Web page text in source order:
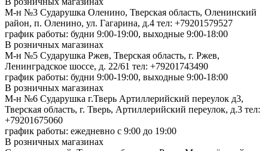
М-н №3 Сударушка Оленино, Тверская область, Оленинский
район, п. Оленино, ул. Гагарина, д.4 тел: +79201579527
график работы: будни 9:00-19:00, выходные 9:00-18:00
В розничных магазинах
М-н №5 Сударушка Ржев, Тверская область, г. Ржев,
Ленинградское шоссе, д. 22/61 тел: +79201743490
график работы: будни 9:00-19:00, выходные 9:00-18:00
В розничных магазинах
М-н №6 Сударушка г.Тверь Артиллерийский переулок д3,
Тверская область, г. Тверь, Артиллерийский переулок, д.3 тел:
+79201675060
график работы: ежедневно с 9:00 до 19:00
В розничных магазинах